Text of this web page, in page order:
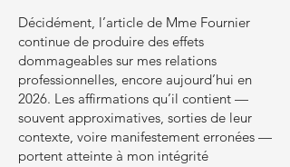
Décidément, l’article de Mme Fournier
continue de produire des effets
dommageables sur mes relations
professionnelles, encore aujourd’hui en
2026. Les affirmations qu’il contient —
souvent approximatives, sorties de leur
contexte, voire manifestement erronées —
portent atteinte à mon intégrité